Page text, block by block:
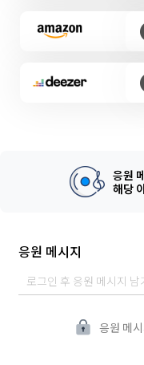
응원
해당
응원 메시지
응원 메